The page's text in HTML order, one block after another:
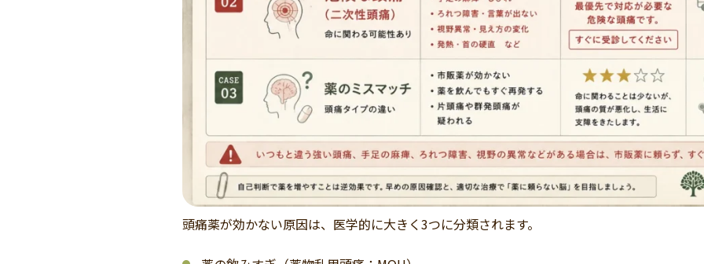
頭痛薬が効かない原因は、医学的に大きく3つに分類されます。